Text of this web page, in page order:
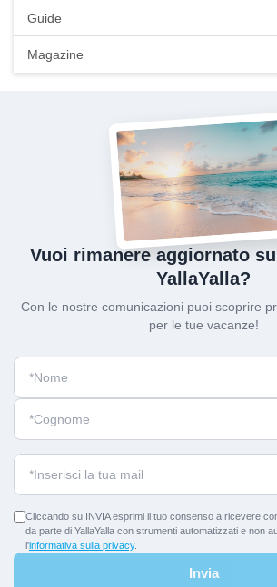
Guide
Magazine
Vuoi rimanere aggiornato
YallaYalla?
Con le nostre comunicazioni puoi scoprire
per le tue vacanze!
Cliccando su INVIA esprimi il tuo consenso a ricevere
da parte di YallaYalla con strumenti automatizzati e non
l'informativa sulla privacy.
Invia